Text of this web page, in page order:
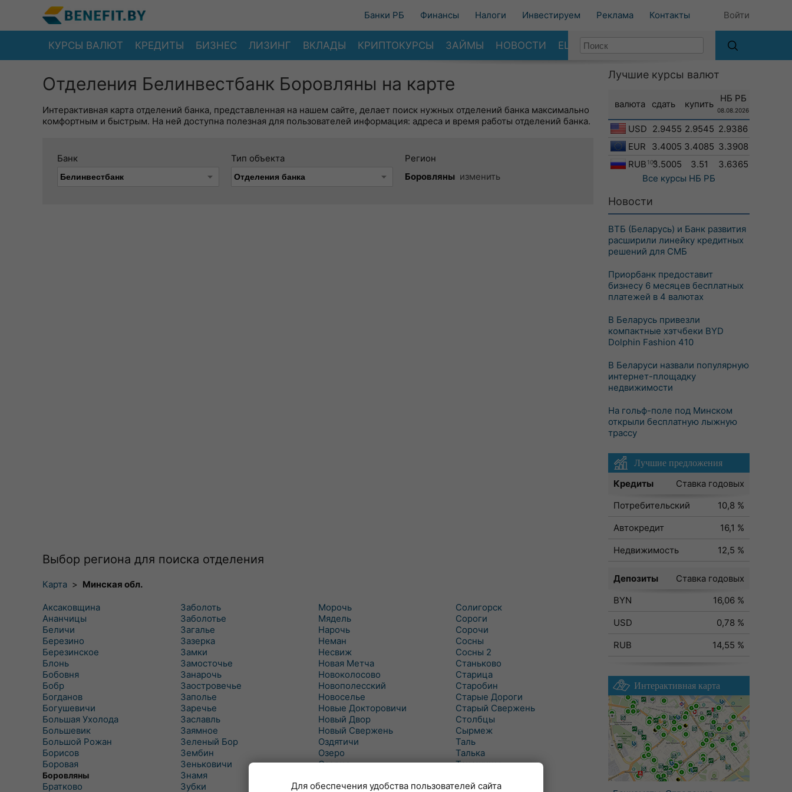
Банки РБ Финансы Налоги Инвестируем Реклама Контакты Войти
КУРСЫ ВАЛЮТ КРЕДИТЫ БИЗНЕС ЛИЗИНГ ВКЛАДЫ КРИПТОКУРСЫ ЗАЙМЫ НОВОСТИ ЕЩЕ
Отделения Белинвестбанк Боровляны на карте
Интерактивная карта отделений банка, представленная на нашем сайте, делает поиск нужных отделений банка максимально
комфортным и быстрым. На ней доступна полезная для пользователей информация: адреса и время работы отделений банка.
Банк Тип объекта
Регион
Боровляны изменить
Выбор региона для поиска отделения
Карта > Минская обл.
Аксаковщина
Ананчицы
Беличи
Березино
Березинское
Блонь
Бобовня
Бобр
Богданов
Богушевичи
Большая Ухолода
Большевик
Большой Рожан
Борисов
Боровая
Боровляны
Братково
Заболоть
Заболотье
Загалье
Зазерка
Замки
Замосточье
Занарочь
Заостровечье
Заполье
Заречье
Заславль
Заямное
Зеленый Бор
Зембин
Зеньковичи
Знамя
Зубки
Морочь
Мядель
Нарочь
Неман
Несвиж
Новая Метча
Новоколосово
Новополесский
Новоселье
Новые Докторовичи
Новый Двор
Новый Свержень
Оздятичи
Озеро
Озерцо
Октябрь
Солигорск
Сороги
Сорочи
Сосны
Сосны 2
Станьково
Старица
Старобин
Старые Дороги
Старый Свержень
Столбцы
Сырмеж
Таль
Талька
Танежицы
Турец-Бояры
Лучшие курсы валют
валюта сдать купить
НБ РБ
08.08.2026
USD 2.9455 2.9545 2.9386
EUR
3.4005 3.4085 3.3908
RUB 1003.5005 3.51
3.6365
Все курсы НБ РБ
Новости
ВТБ (Беларусь) и Банк развития
расширили линейку кредитных
решений для СМБ
Приорбанк предоставит
бизнесу 6 месяцев бесплатных
платежей в 4 валютах
В Беларусь привезли
компактные хэтчбеки BYD
Dolphin Fashion 410
В Беларуси назвали популярную
интернет-площадку
недвижимости
На гольф-поле под Минском
открыли бесплатную лыжную
трассу
Лучшие предложения
Кредиты
Ставка годовых
Потребительский
10,8 %
Автокредит
16,1 %
Недвижимость
12,5 %
Депозиты
Ставка годовых
BYN
16,06 %
USD
0,78 %
RUB
14,55 %
Интерактивная карта
Для обеспечения удобства пользователей сайта